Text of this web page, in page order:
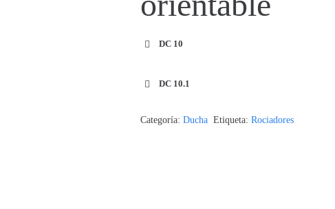
DC 10
DC 10.1
Categoría: Ducha Etiqueta:Rociadores